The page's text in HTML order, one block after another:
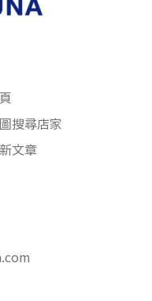
搜尋店家
文章